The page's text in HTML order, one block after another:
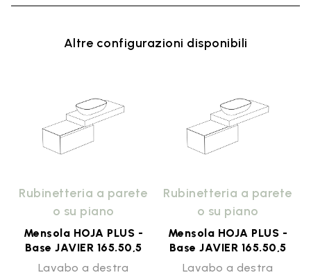
Altre configurazioni disponibili
Rubinetteria a parete
o su piano
Mensola HOJA PLUS -
Base JAVIER 165.50,5
Lavabo a destra
Rubinetteria a parete
o su piano
Mensola HOJA PLUS -
Base JAVIER 165.50,5
Lavabo a destra